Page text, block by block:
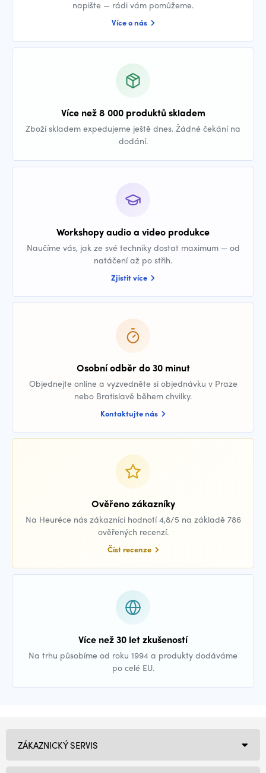
napište — rádi vám pomůžeme.
Více o nás
Více než 8 000 produktů skladem
Zboží skladem expedujeme ještě dnes. Žádné čekání na
dodání.
Workshopy audio a video produkce
Naučíme vás, jak ze své techniky dostat maximum — od
natáčení až po střih.
Zjistit více
Osobní odběr do 30 minut
Objednejte online a vyzvedněte si objednávku v Praze
nebo Bratislavě během chvilky.
Kontaktujte nás
Ověřeno zákazníky
Na Heuréce nás zákazníci hodnotí 4,8/5 na základě 786
ověřených recenzí.
Číst recenze
Více než 30 let zkušeností
Na trhu působíme od roku 1994 a produkty dodáváme
po celé EU.
ZÁKAZNICKÝ SERVIS